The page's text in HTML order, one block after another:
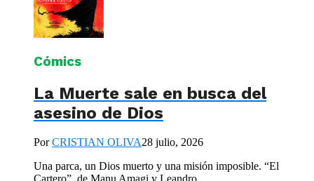
Cómics
La Muerte sale en busca del
asesino de Dios
PorCRISTIAN OLIVA28 julio, 2026
Una parca, un Dios muerto y una misión imposible. “El